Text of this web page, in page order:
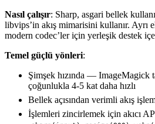
Nasıl çalışır: Sharp, asgari bellek
libvips’in akış mimarisini kullanır. Ayrı
modern codec’ler için yerleşik destek
Temel güçlü yönleri:
Şimşek hızında — ImageMagick
çoğunlukla 4-5 kat daha hızlı
Bellek açısından verimli akış
İşlemleri zincirlemek için akıcı